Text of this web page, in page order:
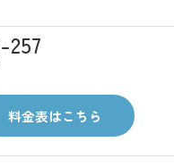
257
料金表はこちら